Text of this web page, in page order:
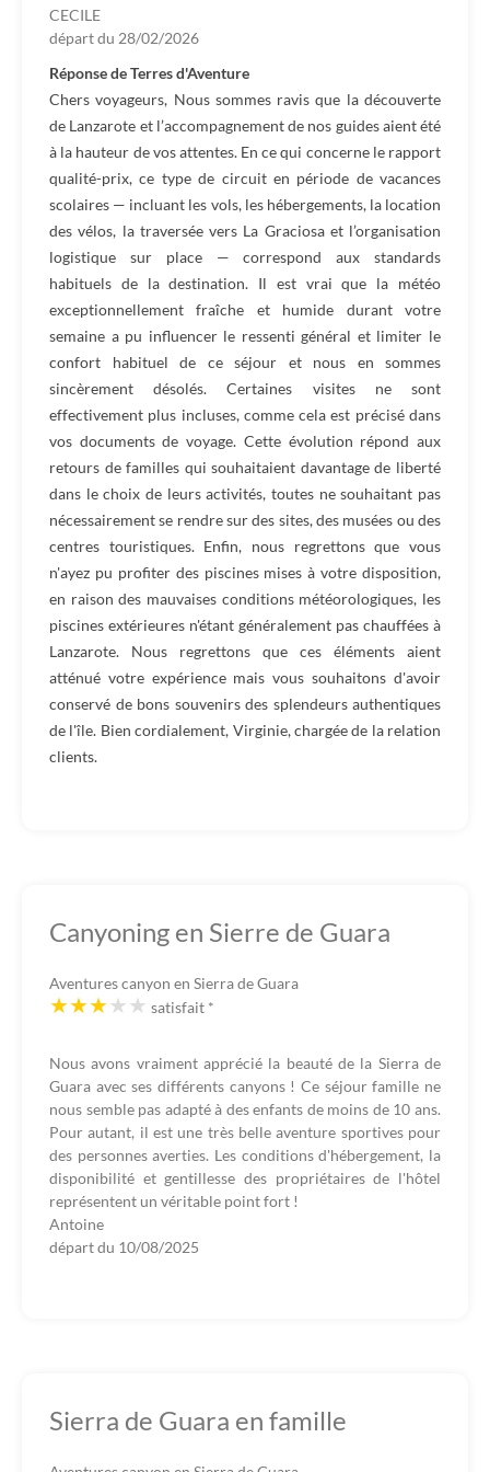
CECILE
départ du 28/02/2026
Réponse de Terres d'Aventure
Chers voyageurs, Nous sommes ravis que la découverte
de Lanzarote et l’accompagnement de nos guides aient été
à la hauteur de vos attentes. En ce qui concerne le rapport
qualité-prix, ce type de circuit en période de vacances
scolaires — incluant les vols, les hébergements, la location
des vélos, la traversée vers La Graciosa et l’organisation
logistique sur place — correspond aux standards
habituels de la destination. Il est vrai que la météo
exceptionnellement fraîche et humide durant votre
semaine a pu influencer le ressenti général et limiter le
confort habituel de ce séjour et nous en sommes
sincèrement désolés. Certaines visites ne sont
effectivement plus incluses, comme cela est précisé dans
vos documents de voyage. Cette évolution répond aux
retours de familles qui souhaitaient davantage de liberté
dans le choix de leurs activités, toutes ne souhaitant pas
nécessairement se rendre sur des sites, des musées ou des
centres touristiques. Enfin, nous regrettons que vous
n'ayez pu profiter des piscines mises à votre disposition,
en raison des mauvaises conditions météorologiques, les
piscines extérieures n'étant généralement pas chauffées à
Lanzarote. Nous regrettons que ces éléments aient
atténué votre expérience mais vous souhaitons d'avoir
conservé de bons souvenirs des splendeurs authentiques
de l'île. Bien cordialement, Virginie, chargée de la relation
clients.
Canyoning en Sierre de Guara
Aventures canyon en Sierra de Guara
satisfait *
Nous avons vraiment apprécié la beauté de la Sierra de
Guara avec ses différents canyons ! Ce séjour famille ne
nous semble pas adapté à des enfants de moins de 10 ans.
Pour autant, il est une très belle aventure sportives pour
des personnes averties. Les conditions d'hébergement, la
disponibilité et gentillesse des propriétaires de l'hôtel
représentent un véritable point fort !
Antoine
départ du 10/08/2025
Sierra de Guara en famille